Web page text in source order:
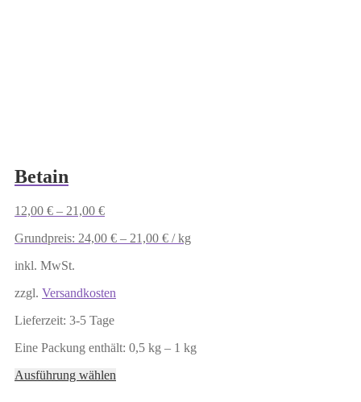
Betain
12,00 € – 21,00 €
Grundpreis: 24,00 € – 21,00 € /kg
inkl. MwSt.
zzgl. Versandkosten
Lieferzeit: 3-5 Tage
Eine Packung enthält: 0,5 kg – 1 kg
Ausführung wählen